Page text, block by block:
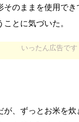
そのままを使用で
とに気づいた。
いったん広告です
が、ずっとお米を